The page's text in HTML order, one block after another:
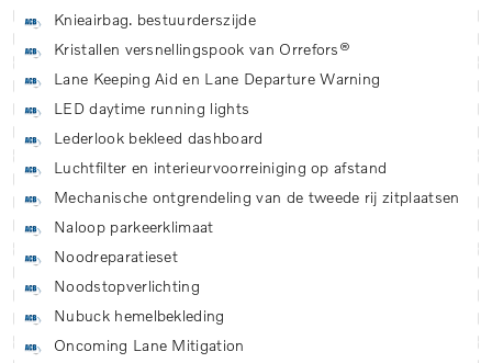
Knieairbag. bestuurderszijde
Kristallen versnellingspook van Orrefors®
Lane Keeping Aid en Lane Departure Warning
LED daytime running lights
Lederlook bekleed dashboard
Luchtfilter en interieurvoorreiniging op afstand
Mechanische ontgrendeling van de tweede rij zitplaatsen
Naloop parkeerklimaat
Noodreparatieset
Noodstopverlichting
Nubuck hemelbekleding
Oncoming Lane Mitigation